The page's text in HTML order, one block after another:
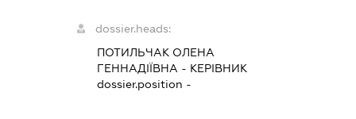
dossier.heads:
ПОТИЛЬЧАК ОЛЕНА
ГЕННАДІЇВНА - КЕРІВНИК
dossier.position -